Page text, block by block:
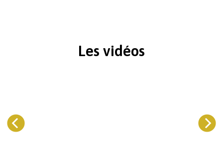
Les vidéos